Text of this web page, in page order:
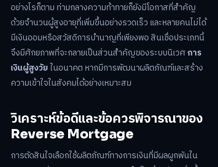
อย่างไรก็ตาม ท่ามกลางความท้าทายก็ยังมีโอกาสที่สำคัญ
ด้วยจำนวนผู้สูงอายุที่เพิ่มขึ้นอย่างรวดเร็ว และหลายคนไม่ได้
มีเงินออมหรือสวัสดิการบำนาญที่เพียงพอ สินเชื่อประเภทนี้
จึงมีศักยภาพที่จะกลายเป็นส่วนสำคัญของระบบนิเวศการ
เงินผู้สูงวัยในอนาคต หากมีการพัฒนาผลิตภัณฑ์และสร้าง
ความเข้าใจในสังคมได้อย่างเหมาะสม
วิเคราะห์ข้อดีและข้อควรพิจารณาของ
Reverse Mortgage
การตัดสินใจเลือกใช้ผลิตภัณฑ์ทางการเงินที่มีผลผูกพันใน